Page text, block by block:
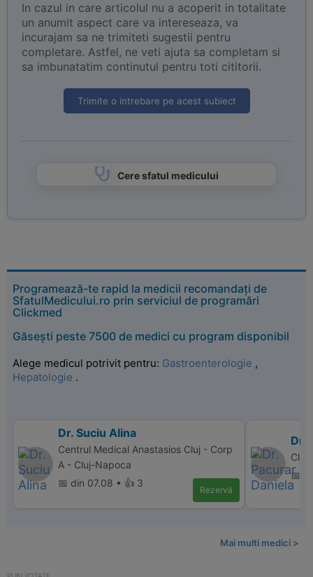
In cazul in care articolul nu a acoperit in totalitate
un anumit aspect care va intereseaza, va
incurajam sa ne trimiteti sugestii pentru
completare. Astfel, ne veti ajuta sa completam si
sa imbunatatim continutul pentru toti cititorii.
Trimite o intrebare pe acest subiect
Cere sfatul medicului
Programează-te rapid la medicii recomandați de
SfatulMedicului.ro prin serviciul de programări
Clickmed
Găsești peste 7500 de medici cu program disponibil
Alege medicul potrivit pentru: Gastroenterologie ,
Hepatologie .
Dr. Suciu Alina
Centrul Medical Anastasios Cluj - Corp
A - Cluj-Napoca
📅 din 07.08 • 👍 3
Rezervă
Dr.
📅
Mai multi medici >